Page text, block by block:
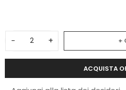
− + +
ACQUISTA